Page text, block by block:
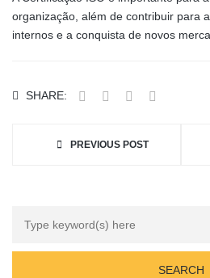
organização, além de contribuir para
internos e a conquista de novos
SHARE:
PREVIOUS POST